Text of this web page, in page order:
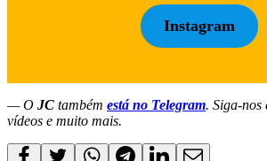
Instagram
— O JC também está no Telegram. Siga-nos
vídeos e muito mais.